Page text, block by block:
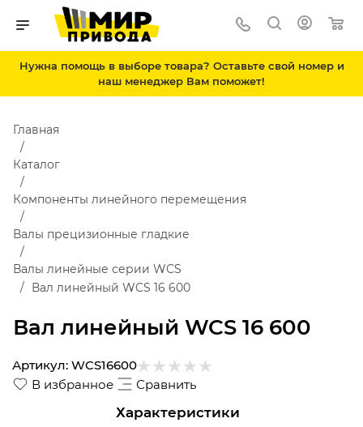
Нужна помощь в выборе товара? Оставьте свой номер и
наш менеджер Вам поможет!
Вал линейный WCS 16 600
Главная
Каталог
Компоненты линейного перемещения
Валы прецизионные гладкие
Валы линейные серии WCS
Вал линейный WCS 16 600
В избранное Сравнить
Артикул: WCS16600
Характеристики